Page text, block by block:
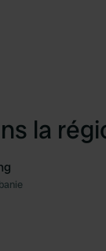
la